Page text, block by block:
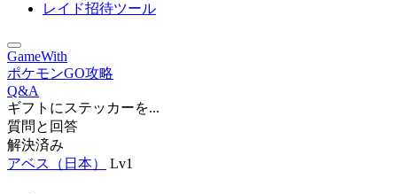
レイド招待ツール
GameWith
ポケモンGO攻略
Q&A
ギフトにステッカーを...
質問と回答
解決済み
アベス（日本）
Lv1